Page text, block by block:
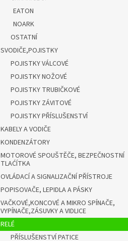
EATON
NOARK
OSTATNÍ
SVODIČE,POJISTKY
POJISTKY VÁLCOVÉ
POJISTKY NOŽOVÉ
POJISTKY TRUBIČKOVÉ
POJISTKY ZÁVITOVÉ
POJISTKY PŘÍSLUŠENSTVÍ
KABELY A VODIČE
KONDENZÁTORY
MOTOROVÉ SPOUŠTĚČE, BEZPEČNOSTNÍ
TLAĆÍTKA
OVLÁDACÍ A SIGNALIZAČNÍ PŘÍSTROJE
POPISOVAČE, LEPIDLA A PÁSKY
VAČKOVÉ,KONCOVÉ A MIKRO SPÍNAČE,
VYPÍNAČE,ZÁSUVKY A VIDLICE
RELÉ
PŘÍSLUŠENSTVÍ PATICE